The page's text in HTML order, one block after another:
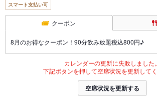
スマート支払い可
クーポン
8月のお得なクーポン！90分飲み放題税込800円♪
カレンダーの更新に失敗しました。
下記ボタンを押して空席状況を更新してく
空席状況を更新する